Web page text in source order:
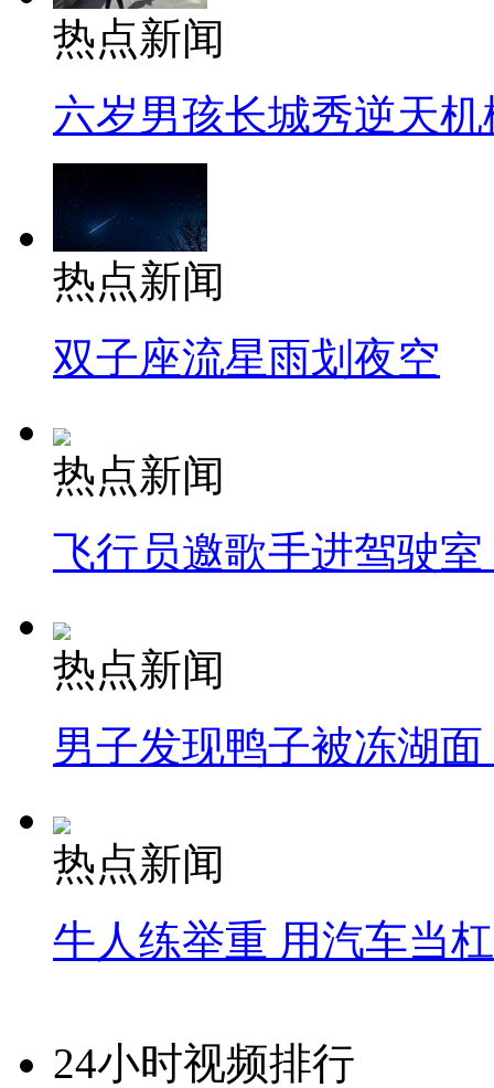
热点新闻
六岁男孩长城秀逆天机
热点新闻
双子座流星雨划夜空
热点新闻
飞行员邀歌手进驾驶
热点新闻
男子发现鸭子被冻湖
热点新闻
牛人练举重 用汽车当
24小时视频排行